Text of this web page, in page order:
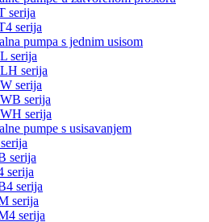
serija
serija
pumpa s jednim usisom
serija
serija
serija
serija
serija
pumpe s usisavanjem
serija
serija
serija
serija
serija